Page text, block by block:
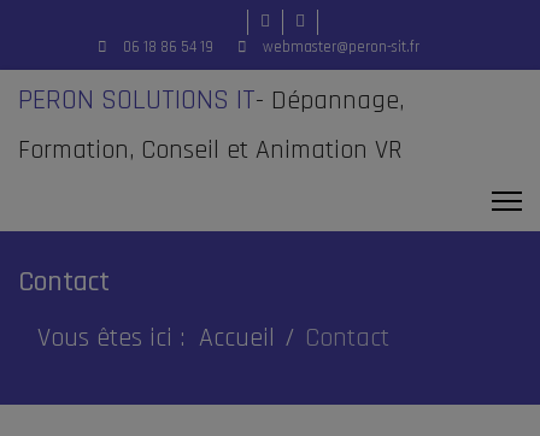
06 18 86 54 19 webmaster@peron-sit.fr
PERON SOLUTIONS IT- Dépannage,
Formation, Conseil et Animation VR
Contact
Vous êtes ici : Accueil Contact